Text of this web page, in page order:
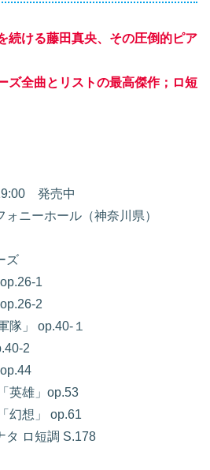
続ける藤田真央、その圧倒的ピア
ズ全曲とリストの最高傑作；ロ短
発売中
ォニーホール（神奈川県）
ズ
1
2
」 op.40-１
2
英雄」op.53
幻想」 op.61
タ ロ短調 S.178